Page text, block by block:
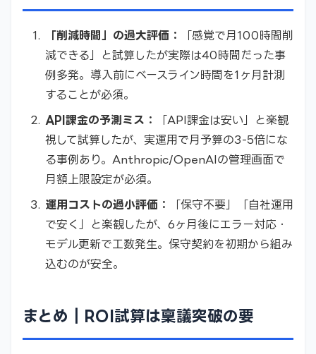
「削減時間」の過大評価：
「感覚で月100時間削
減できる」と試算したが実際は40時間だった事
例多発。導入前にベースライン時間を1ヶ月計測
することが必須。
API課金の予測ミス：
「API課金は安い」と楽観
視して試算したが、実運用で月予算の3-5倍にな
る事例あり。Anthropic/OpenAIの管理画面で
月額上限設定が必須。
運用コストの過小評価：
「保守不要」「自社運用
で安く」と楽観したが、6ヶ月後にエラー対応・
モデル更新で工数発生。保守契約を初期から組み
込むのが安全。
まとめ｜ROI試算は稟議突破の要